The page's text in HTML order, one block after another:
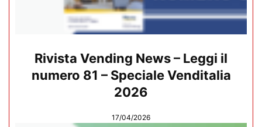
Rivista Vending News – Leggi il
numero 81 – Speciale Venditalia
2026
17/04/2026